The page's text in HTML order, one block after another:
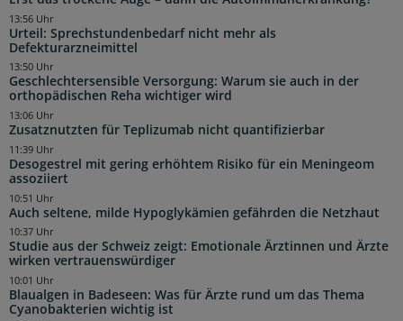
Urteil: Sprechstundenbedarf nicht mehr als
Defekturarzneimittel
13:56 Uhr
Geschlechtersensible Versorgung: Warum sie auch in der
orthopädischen Reha wichtiger wird
13:50 Uhr
Zusatznutzten für Teplizumab nicht quantifizierbar
13:06 Uhr
Desogestrel mit gering erhöhtem Risiko für ein Meningeom
assoziiert
11:39 Uhr
Auch seltene, milde Hypoglykämien gefährden die Netzhaut
10:51 Uhr
Studie aus der Schweiz zeigt: Emotionale Ärztinnen und Ärzte
wirken vertrauenswürdiger
10:37 Uhr
Blaualgen in Badeseen: Was für Ärzte rund um das Thema
Cyanobakterien wichtig ist
10:01 Uhr